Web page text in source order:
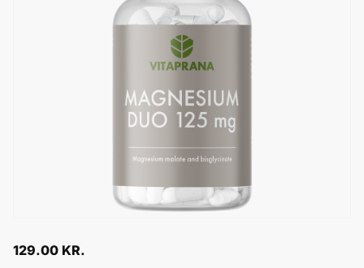
129.00 KR.